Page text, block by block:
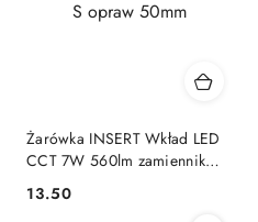
Żarówka INSERT Wkład LED
CCT 7W 560lm zamiennik
50mm
Cena:
13.50